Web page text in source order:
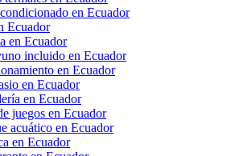
en Ecuador
Ecuador
en Ecuador
incluido en Ecuador
en Ecuador
en Ecuador
en Ecuador
juegos en Ecuador
acuático en Ecuador
en Ecuador